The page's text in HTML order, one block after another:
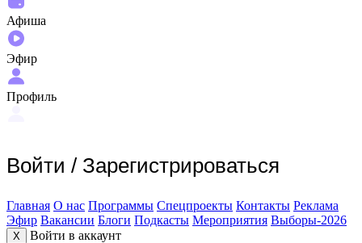
Афиша
Эфир
Профиль
Войти / Зарегистрироваться
Главная О нас Программы Спецпроекты Контакты Реклама
Эфир Вакансии Блоги Подкасты Мероприятия Выборы-2026
X
Войти в аккаунт